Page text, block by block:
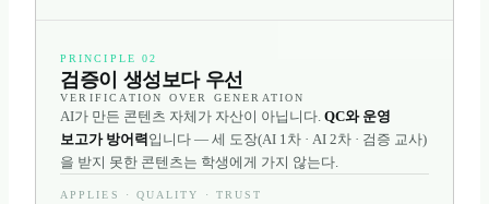
PRINCIPLE 02
검증이 생성보다 우선
VERIFICATION OVER GENERATION
AI가 만든 콘텐츠 자체가 자산이 아닙니다. QC와 운영
보고가 방어력 입니다 — 세 도장(AI 1차 · AI 2차 · 검증 교사)
을 받지 못한 콘텐츠는 학생에게 가지 않는다.
APPLIES · QUALITY · TRUST